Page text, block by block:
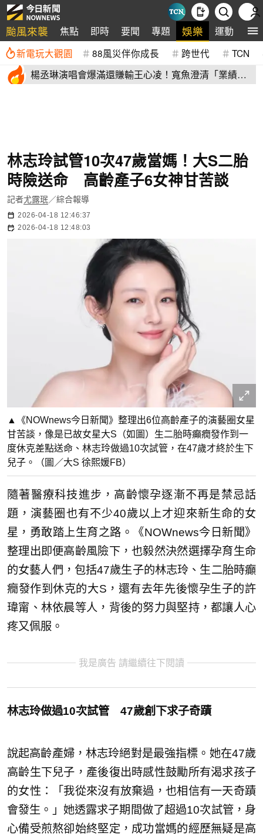
颱風來襲 焦點 即時 要聞 專題 娛樂 運動 全
新電玩大觀園 88風災伴你成長 跨世代 TCN
楊丞琳演唱會爆滿還賺輸王心凌！寬魚澄清「業績沒
林志玲試管10次47歲當媽！大S二胎
時險送命 高齡產子6女神甘苦談
記者尤露珉／綜合報導
2026-04-18 12:46:37
2026-04-18 12:48:03
▲《NOWnews今日新聞》整理出6位高齡產子的演藝圈女星
甘苦談，像是已故女星大S（如圖）生二胎時癲癇發作到一
度休克差點送命、林志玲做過10次試管，在47歲才終於生下
兒子。（圖／大S 徐熙媛FB）
隨著醫療科技進步，高齡懷孕逐漸不再是禁忌話
題，演藝圈也有不少40歲以上才迎來新生命的女
星，勇敢踏上生育之路。《NOWnews今日新聞》
整理出即便高齡風險下，也毅然決然選擇孕育生命
的女藝人們，包括47歲生子的林志玲、生二胎時癲
癇發作到休克的大S，還有去年先後懷孕生子的許
瑋甯、林依晨等人，背後的努力與堅持，都讓人心
疼又佩服。
我是廣告 請繼續往下閱讀
林志玲做過10次試管 47歲創下求子奇蹟
說起高齡產婦，林志玲絕對是最強指標。她在47歲
高齡生下兒子，產後復出時感性鼓勵所有渴求孩子
的女性：「我從來沒有放棄過，也相信有一天奇蹟
會發生。」她透露求子期間做了超過10次試管，身
心備受煎熬卻始終堅定，成功當媽的經歷無疑是高